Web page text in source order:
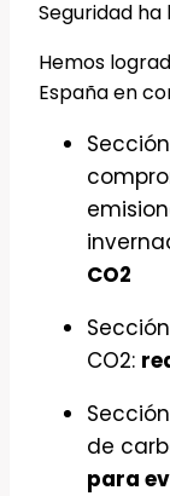
Seguridad
Hemos
España en
CO2
CO2:
de
para